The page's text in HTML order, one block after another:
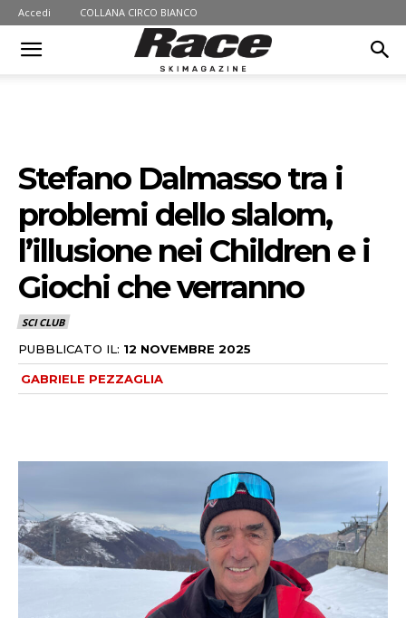
Accedi COLLANA CIRCO BIANCO
Stefano Dalmasso tra i
problemi dello slalom,
l’illusione nei Children e i
Giochi che verranno
SCI CLUB
PUBBLICATO IL: 12 NOVEMBRE 2025
GABRIELE PEZZAGLIA